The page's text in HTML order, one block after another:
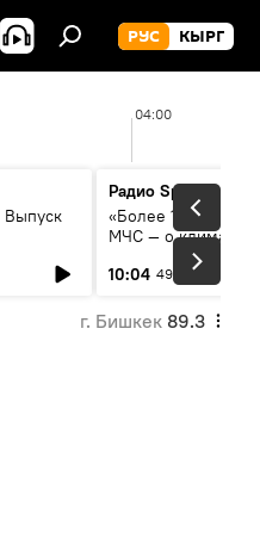
РУС КЫРГ
04:00
Выпуск
Радио Sputnik
«Более 1200 сёл в
МЧС — о климате,
системе
населения
10:04 49 мин
г. Бишкек 89.3